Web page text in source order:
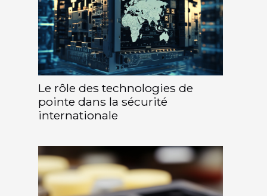
Le rôle des technologies de
pointe dans la sécurité
internationale